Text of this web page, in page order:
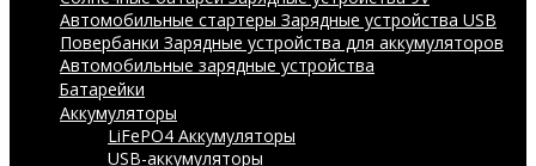
Автомобильные стартеры Зарядные устройства USB
Повербанки Зарядные устройства для аккумуляторов
Автомобильные зарядные устройства
Батарейки
Аккумуляторы
LiFePO4 Аккумуляторы
USB-аккумуляторы